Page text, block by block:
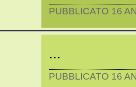
PUBBLICATO 16
...
PUBBLICATO 16